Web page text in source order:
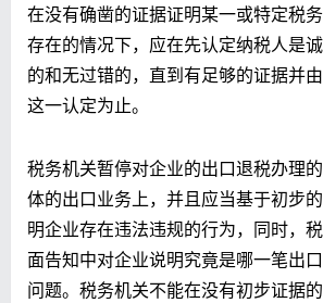
在没有确凿的证据证明某一或特定税
存在的情况下，应在先认定纳税人是
的和无过错的，直到有足够的证据并
这一认定为止。
税务机关暂停对企业的出口退税办理
体的出口业务上，并且应当基于初步
明企业存在违法违规的行为，同时，
面告知中对企业说明究竟是哪一笔出
问题。税务机关不能在没有初步证据